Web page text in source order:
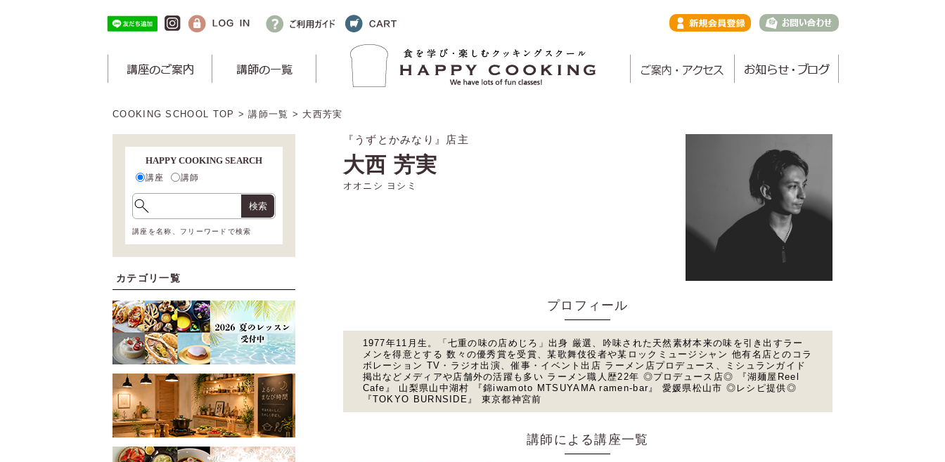
COOKING SCHOOL TOP >講師一覧 > 大西芳実
HAPPY COOKING SEARCH
講座 講師
検索
講座を名称、フリーワードで検索
カテゴリ一覧
『うずとかみなり』店主
大西 芳実
オオニシ ヨシミ
プロフィール
1977年11月生。「七重の味の店めじろ」出身 厳選、吟味された天然素材本来の味を引き出すラー
メンを得意とする 数々の優秀賞を受賞、某歌舞伎役者や某ロックミュージシャン 他有名店とのコラ
ボレーション TV・ラジオ出演、催事・イベント出店 ラーメン店プロデュース、ミシュランガイド
掲出などメディアや店舗外の活躍も多い ラーメン職人歴22年 ◎プロデュース店◎ 『湖麺屋Reel
Cafe』 山梨県山中湖村 『錦iwamoto MTSUYAMA ramen-bar』 愛媛県松山市 ◎レシピ提供◎
『TOKYO BURNSIDE』 東京都神宮前
講師による講座一覧